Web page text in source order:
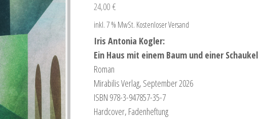
24,00 €
inkl. 7 % MwSt. Kostenloser Versand
Iris Antonia Kogler:
Ein Haus mit einem Baum und einer Schaukel
Roman
Mirabilis Verlag, September 2026
ISBN 978-3-947857-35-7
Hardcover, Fadenheftung